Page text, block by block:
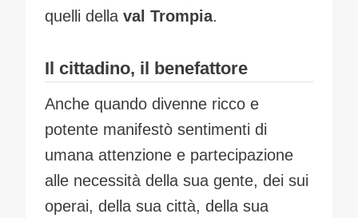
quelli della val Trompia.
Il cittadino, il benefattore
Anche quando divenne ricco e
potente manifestò sentimenti di
umana attenzione e partecipazione
alle necessità della sua gente, dei sui
operai, della sua città, della sua